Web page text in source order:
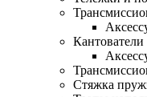
Кантователи
Стяжка